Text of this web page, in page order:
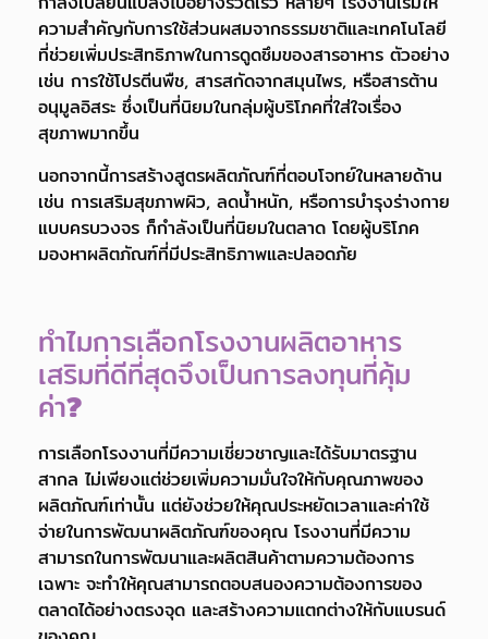
ความสำคัญกับการใช้ส่วนผสมจากธรรมชาติและเทคโนโลยี
ที่ช่วยเพิ่มประสิทธิภาพในการดูดซึมของสารอาหาร ตัวอย่าง
เช่น การใช้โปรตีนพืช, สารสกัดจากสมุนไพร, หรือสารต้าน
อนุมูลอิสระ ซึ่งเป็นที่นิยมในกลุ่มผู้บริโภคที่ใส่ใจเรื่อง
สุขภาพมากขึ้น
นอกจากนี้การสร้างสูตรผลิตภัณฑ์ที่ตอบโจทย์ในหลายด้าน
เช่น การเสริมสุขภาพผิว, ลดน้ำหนัก, หรือการบำรุงร่างกาย
แบบครบวงจร ก็กำลังเป็นที่นิยมในตลาด โดยผู้บริโภค
มองหาผลิตภัณฑ์ที่มีประสิทธิภาพและปลอดภัย
ทำไมการเลือกโรงงานผลิตอาหาร
เสริมที่ดีที่สุดจึงเป็นการลงทุนที่คุ้ม
ค่า?
การเลือกโรงงานที่มีความเชี่ยวชาญและได้รับมาตรฐาน
สากล ไม่เพียงแต่ช่วยเพิ่มความมั่นใจให้กับคุณภาพของ
ผลิตภัณฑ์เท่านั้น แต่ยังช่วยให้คุณประหยัดเวลาและค่าใช้
จ่ายในการพัฒนาผลิตภัณฑ์ของคุณ โรงงานที่มีความ
สามารถในการพัฒนาและผลิตสินค้าตามความต้องการ
เฉพาะ จะทำให้คุณสามารถตอบสนองความต้องการของ
ตลาดได้อย่างตรงจุด และสร้างความแตกต่างให้กับแบรนด์